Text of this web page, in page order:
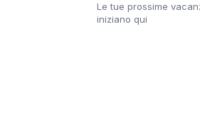
Le tue prossime
iniziano qui